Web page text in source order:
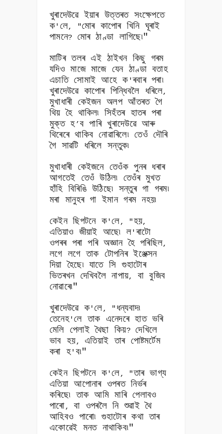
খুৰাদেউৱে ইয়াৰ উত্তৰত সংক্ষেপতে
ক' লে, "মোৰ কাপোৰ খিনি ঘূৰাই
পামনে? মোৰ ঠাণ্ডা লাগিছে৷"
মাটিৰ তলৰ এই ঠাইখন কিছু গৰম
যদিও মাজে মাজে যেন ঠাণ্ডা বতাহ
এচাতি সোমাই আহে ক 'ৰবাৰ পৰা৷
খুৰাদেউৱে কাপোৰ পিন্ধিবলৈ ধৰিলে,
মুখাধাৰী কেইজন অলপ আঁতৰত গৈ
থিয় হৈ থাকিল৷ সিহঁতৰ হাতৰ পৰা
মুক্ত হ’ব পাৰি খুৰাদেউৱে আৰু
থিৰেৰে থাকিব নোৱাৰিলে৷ তেওঁ দৌৰি
গৈ সাৱটি ধৰিলে সন্তুক৷
মুখাধাৰী কেইজনে তেওঁক পুনৰ ধৰাৰ
আগতেই তেওঁ উঠিল৷ তেওঁৰ মুখত
হাঁহি বিৰিঙি উঠিছে৷ সন্তুৰ গা গৰম৷
মৰা মানুহৰ গা ইমান গৰম নহয়৷
কেইন ছিপটনে ক'লে, "হয়,
এতিয়াও জীয়াই আছে৷ ল'ৰাটো
ওপৰৰ পৰা পৰি অজ্ঞান হৈ পৰিছিল,
লগে লগে তাক টোপনিৰ ইঞ্জেক্সন
দিয়া হৈছে৷ যাতে সি গুহাটোৰ
ভিতৰখন দেখিবলৈ নাপায়, বা বুজিব
নোৱাৰে৷"
খুৰাদেউৱে ক'লে, " ধন্যবাদ৷
তেনেহ'লে তাক এনেদৰে হাত ভৰি
মেলি পেলাই থৈছা কিয়?দেখিলে
ভাব হয়,এতিয়াই তাৰ পোষ্টমৰ্টেম
কৰা হ' ব৷"
কেইন ছিপটনে ক'লে, "তাৰ ভাগ্য
এতিয়া আপোনাৰ ওপৰত নিৰ্ভৰ
কৰিছে৷ তাক আমি মাৰি পেলাবও
পাৰো,বা ওপৰলৈ নি শুৱাই থৈ
আহিবও পাৰো৷ গুহাটোৰ কথা তাৰ
একোৱেই মনত নাথাকিব৷"